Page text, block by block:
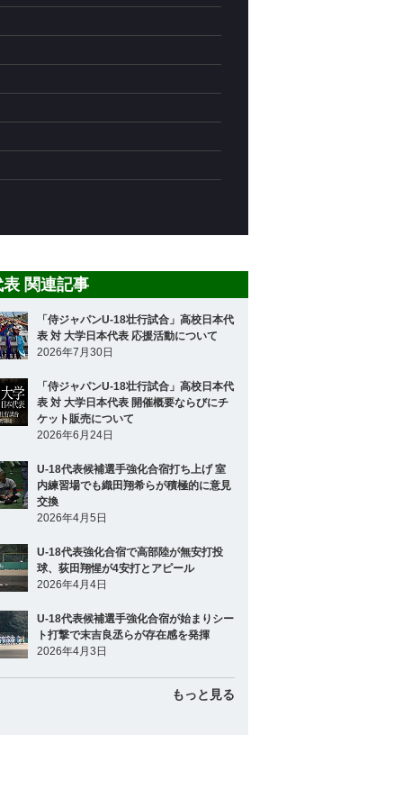
表 関連記事
「侍ジャパンU-18壮行試合」高校日本代
表 対 大学日本代表 応援活動について
2026年7月30日
「侍ジャパンU-18壮行試合」高校日本代
表 対 大学日本代表 開催概要ならびにチ
ケット販売について
2026年6月24日
U-18代表候補選手強化合宿打ち上げ 室
内練習場でも織田翔希らが積極的に意見
交換
2026年4月5日
U-18代表強化合宿で高部陸が無安打投
球、荻田翔惺が4安打とアピール
2026年4月4日
U-18代表候補選手強化合宿が始まりシー
ト打撃で末吉良丞らが存在感を発揮
2026年4月3日
もっと見る